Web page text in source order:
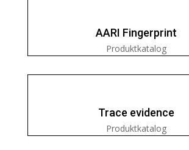
AARI Fingerprint
Produktkatalog
Trace evidence
Produktkatalog